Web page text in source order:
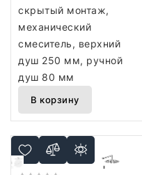
скрытый монтаж,
механический
смеситель, верхний
душ 250 мм, ручной
душ 80 мм
В корзину